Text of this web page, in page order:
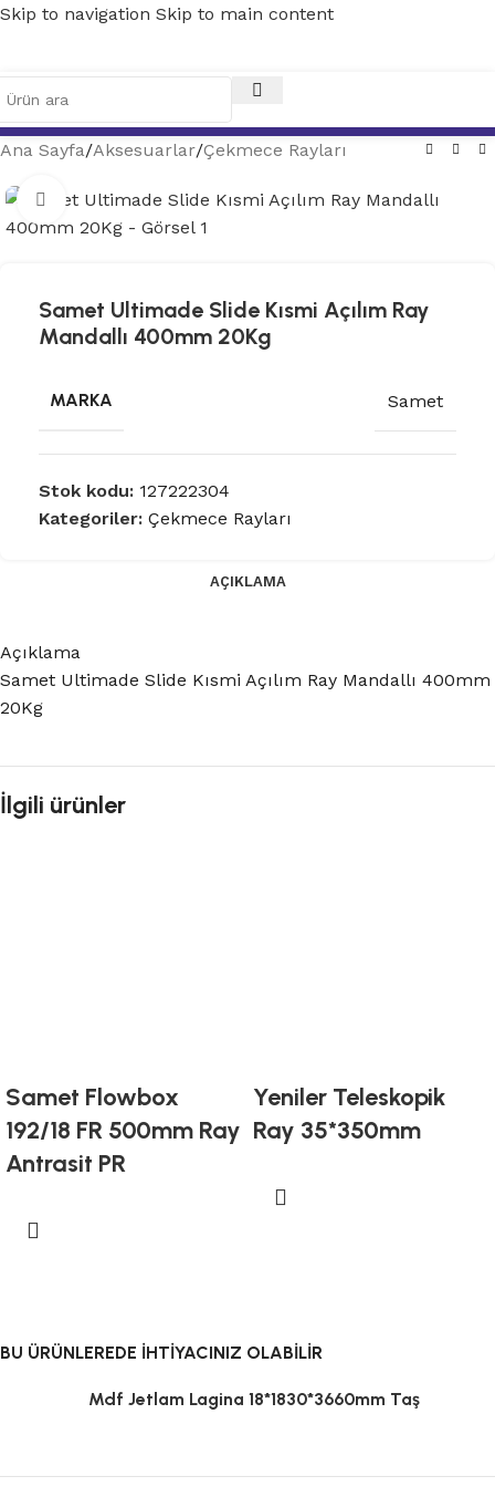
Skip to navigation Skip to main content
BU ÜRÜNLEREDE İHTİYACINIZ OLABİLİR
Mdf Jetlam Lagina 18*1830*3660mm Taş
Ana Sayfa/Aksesuarlar/Çekmece Rayları
Tam ekran
Samet Ultimade Slide Kısmi Açılım Ray
Mandallı 400mm 20Kg
MARKA Samet
Stok kodu: 127222304
Kategoriler: Çekmece Rayları
AÇIKLAMA
Açıklama
Samet Ultimade Slide Kısmi Açılım Ray Mandallı 400mm
20Kg
İlgili ürünler
Samet Flowbox
192/18 FR 500mm Ray
Antrasit PR
Yeniler Teleskopik
Ray 35*350mm